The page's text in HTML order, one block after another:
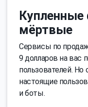
мёртвые
Сервисы по
9 долларов на вас
пользователей. Но
настоящие
и боты.